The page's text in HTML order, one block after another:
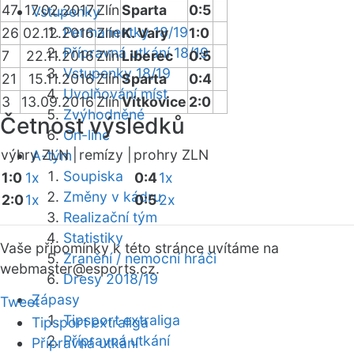
Vstupenky
Permanentky 18/19
Přípravná utkání 18/19
Vstupenky 18/19
Uvolňování míst
Zvýhodněné
On-line
A-tým
Soupiska
Změny v kádru
Realizační tým
Statistiky
Zranění / nemocní hráči
Dresy 2018/19
Zápasy
Tipsport extraliga
Přípravná utkání
47 17.02.2017ZlínSparta
0:5
26 02.12.2016ZlínK. Vary
1:0
7
22.11.2016ZlínLiberec
0:5
21
15.11.2016ZlínSparta
0:4
3
13.09.2016 ZlínVítkovice 2:0
Četnost výsledků
výhry ZLN | remízy |
prohry ZLN
1:0 1x
2:01x
0:41x
0:52x
Vaše připomínky k této stránce uvítáme na
webmaster@esports.cz.
Tweet
Tipsport extraliga
Přípravná utkání